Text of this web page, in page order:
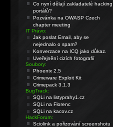
Co nyní dělají zakladatelé hacking
portálů?
Pozvánka na OWASP Czech
chapter meeting
IT Právo:
Jak poslat Email, aby se
nejednalo o spam?
Konverzace na ICQ jako důkaz.
Uveřejnění cizích fotografií
Soubory:
Phoenix 2.5
Crimeware Exploit Kit
Crimepack 3.1.3
BugTrack:
SQLi na listyprahy1.cz
SQLi na Florenc
SQLi na kacov.cz
HackForum:
Sciolink a pořizování screenshotu